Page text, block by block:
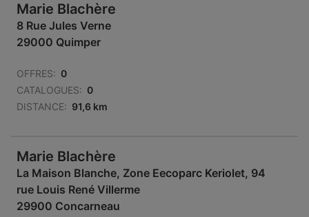
Marie Blachère
8 Rue Jules Verne
29000 Quimper
OFFRES: 0
CATALOGUES: 0
DISTANCE: 91,6 km
Marie Blachère
La Maison Blanche, Zone Eecoparc Keriolet, 94
rue Louis René Villerme
29900 Concarneau